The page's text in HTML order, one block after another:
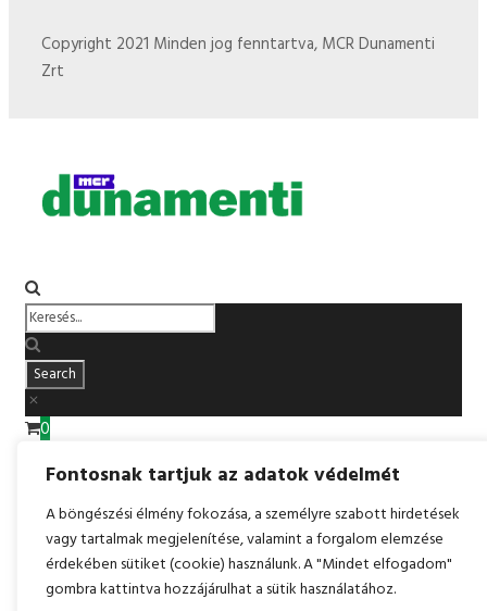
Fontosnak tartjuk az adatok védelmét
A böngészési élmény fokozása, a személyre szabott hirdetések
vagy tartalmak megjelenítése, valamint a forgalom elemzése
érdekében sütiket (cookie) használunk. A "Mindet elfogadom"
gombra kattintva hozzájárulhat a sütik használatához.
Copyright 2021 Minden jog fenntartva, MCR Dunamenti
Zrt
0
Részösszeg:0Ft
Kosár megtekintésePénztár